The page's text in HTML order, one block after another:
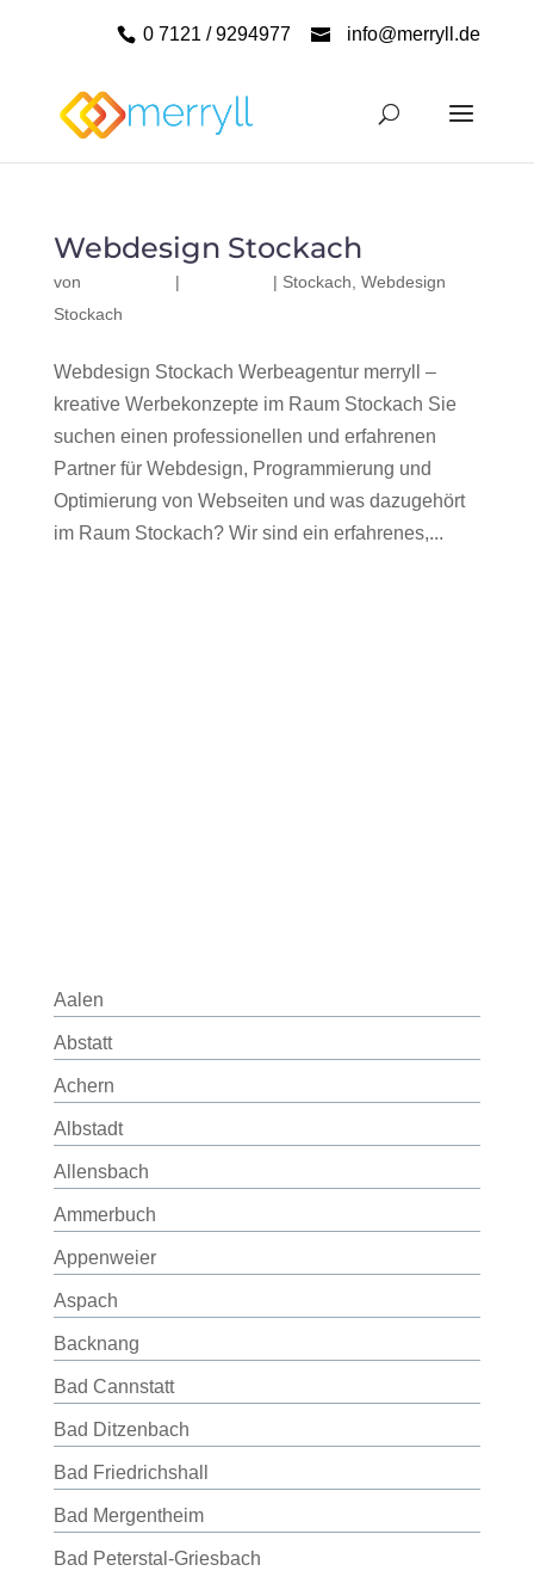
0 7121 / 9294977 info@merryll.de
Webdesign Stockach
von | | Stockach Webdesign
Stockach
Webdesign Stockach Werbeagentur merryll –
kreative Werbekonzepte im Raum Stockach Sie
suchen einen professionellen und erfahrenen
Partner für Webdesign, Programmierung und
Optimierung von Webseiten und was dazugehört
im Raum Stockach? Wir sind ein erfahrenes,...
Aalen
Abstatt
Achern
Albstadt
Allensbach
Ammerbuch
Appenweier
Aspach
Backnang
Bad Cannstatt
Bad Ditzenbach
Bad Friedrichshall
Bad Mergentheim
Bad Peterstal-Griesbach